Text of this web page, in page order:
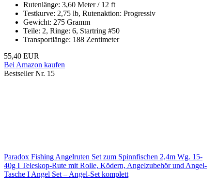
Rutenlänge: 3,60 Meter / 12 ft
Testkurve: 2,75 lb, Rutenaktion: Progressiv
Gewicht: 275 Gramm
Teile: 2, Ringe: 6, Startring #50
Transportlänge: 188 Zentimeter
55,40 EUR
Bei Amazon kaufen
Bestseller Nr. 15
Paradox Fishing Angelruten Set zum Spinnfischen 2,4m Wg. 15-
40g I Teleskop-Rute mit Rolle, Ködern, Angelzubehör und Angel-
Tasche I Angel Set – Angel-Set komplett